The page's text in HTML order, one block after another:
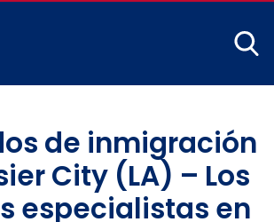
de inmigración
City (LA) – Los
especialistas en